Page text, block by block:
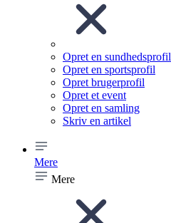
Opret en sundhedsprofil
Opret en sportsprofil
Opret brugerprofil
Opret et event
Opret en samling
Skriv en artikel
Mere
Mere